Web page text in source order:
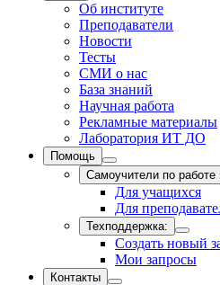
Об институте
Преподаватели
Новости
Тесты
СМИ о нас
База знаний
Научная работа
Рекламные материалы
Лаборатория ИТ ДО
Помощь
Самоучители по
Для учащихся
Для
Техподдержка:
Создать новый
Мои запросы
Контакты